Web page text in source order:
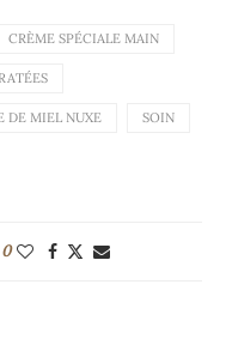
CRÈME SPÉCIALE MAIN
DE MIEL NUXE SOIN
0